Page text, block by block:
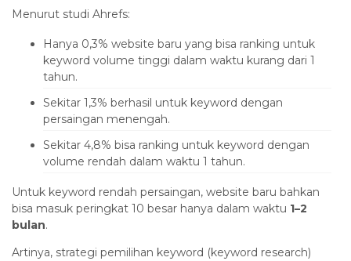
Menurut studi Ahrefs:
Hanya 0,3% website baru yang bisa ranking untuk
keyword volume tinggi dalam waktu kurang dari 1
tahun.
Sekitar 1,3% berhasil untuk keyword dengan
persaingan menengah.
Sekitar 4,8% bisa ranking untuk keyword dengan
volume rendah dalam waktu 1 tahun.
Untuk keyword rendah persaingan, website baru bahkan
bisa masuk peringkat 10 besar hanya dalam waktu 1–2
bulan.
Artinya, strategi pemilihan keyword (keyword research)